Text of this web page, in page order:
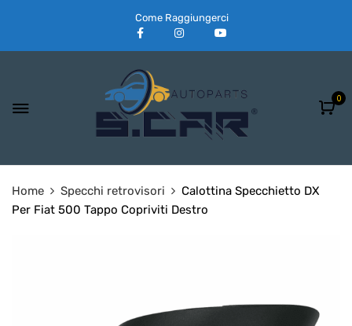
Come Raggiungerci
0
Home Specchi retrovisori
Calottina Specchietto DX
Per Fiat 500 Tappo Copriviti Destro